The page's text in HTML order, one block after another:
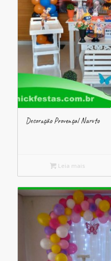
Decoração Provençal Naruto
Leia mais